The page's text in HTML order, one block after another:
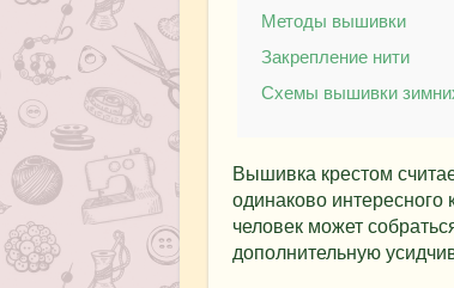
Методы вышивки
Закрепление нити
Схемы вышивки
Вышивка крестом
одинаково
человек может
дополнительную